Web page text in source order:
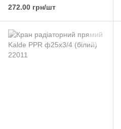
272.00 грн/шт